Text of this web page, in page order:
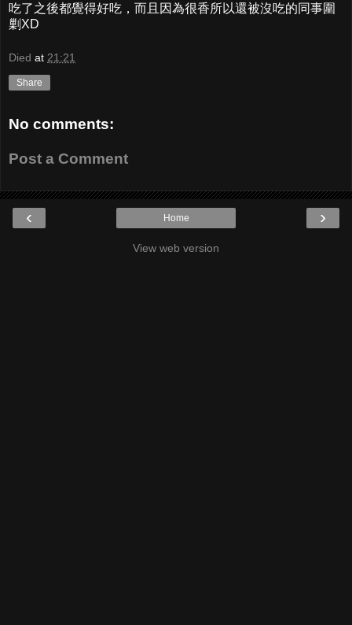
吃了之後都覺得好吃，而且因為很香所以還被沒吃的同事圍
剿XD
Died at 21:21
Share
No comments:
Post a Comment
‹ ›
Home
View web version